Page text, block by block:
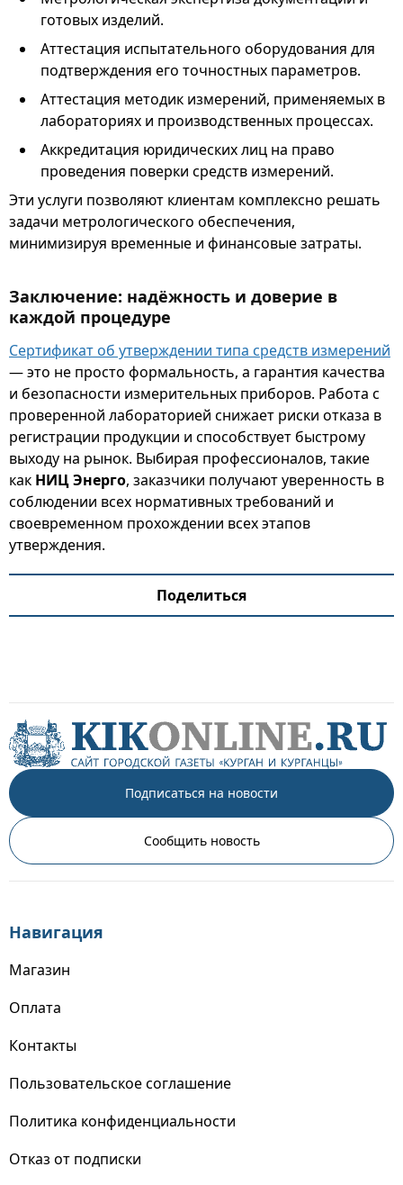
готовых изделий.
Аттестация испытательного оборудования для
подтверждения его точностных параметров.
Аттестация методик измерений, применяемых в
лабораториях и производственных процессах.
Аккредитация юридических лиц на право
проведения поверки средств измерений.
Эти услуги позволяют клиентам комплексно решать
задачи метрологического обеспечения,
минимизируя временные и финансовые затраты.
Заключение: надёжность и доверие в
каждой процедуре
Сертификат об утверждении типа средств измерений
— это не просто формальность, а гарантия качества
и безопасности измерительных приборов. Работа с
проверенной лабораторией снижает риски отказа в
регистрации продукции и способствует быстрому
выходу на рынок. Выбирая профессионалов, такие
как НИЦ Энерго, заказчики получают уверенность в
соблюдении всех нормативных требований и
своевременном прохождении всех этапов
утверждения.
Поделиться
Подписаться на новости
Сообщить новость
Навигация
Магазин
Оплата
Контакты
Пользовательское соглашение
Политика конфиденциальности
Отказ от подписки